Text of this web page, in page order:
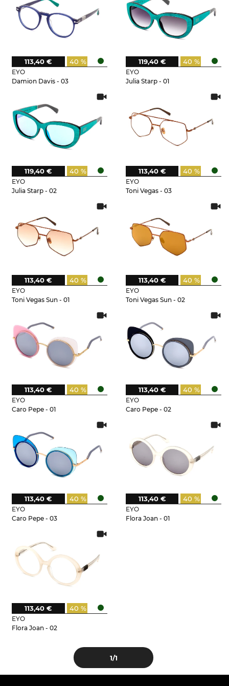
EYO
Damion Davis - 03
40 %
113,40 €
EYO
Julia Starp - 01
40 %
119,40 €
EYO
Julia Starp - 02
40 %
119,40 €
EYO
Toni Vegas - 03
40 %
113,40 €
EYO
Toni Vegas Sun - 01
40 %
113,40 €
EYO
Toni Vegas Sun - 02
40 %
113,40 €
EYO
Caro Pepe - 01
40 %
113,40 €
EYO
Caro Pepe - 02
40 %
113,40 €
EYO
Caro Pepe - 03
40 %
113,40 €
EYO
Flora Joan - 01
40 %
113,40 €
EYO
Flora Joan - 02
40 %
113,40 €
1/1